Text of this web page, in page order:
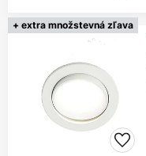
+ extra množstevná zľava